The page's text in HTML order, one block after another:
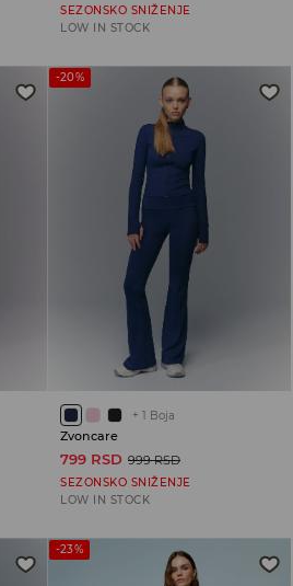
SEZONSKO SNIŽENJE
LOW IN STOCK
-20%
+ 1 Boja
Zvoncare
799 RSD 999 RSD
SEZONSKO SNIŽENJE
LOW IN STOCK
-23%